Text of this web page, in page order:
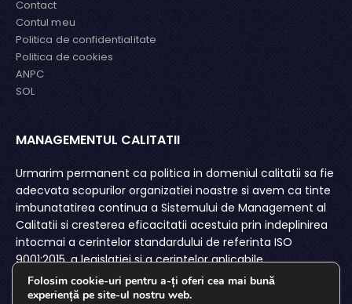
Contact
Contul meu
Politica de confidentialitate
Politica de cookies
ANPC
SOL
MANAGEMENTUL CALITATII
Urmarim permanent ca politica in domeniul calitatii sa fie
adecvata scopurilor organizatiei noastre si avem ca tinte
imbunatatirea continua a Sistemului de Management al
Calitatii si cresterea eficacitatii acestuia prin indeplinirea
intocmai a cerintelor standardului de referinta ISO
9001:2015, a legislatiei si a cerintelor aplicabile.
Folosim cookie-uri pentru a-ți oferi cea mai bună
experiență pe site-ul nostru web.